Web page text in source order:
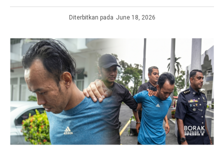
Diterbitkan pada June 18, 2026